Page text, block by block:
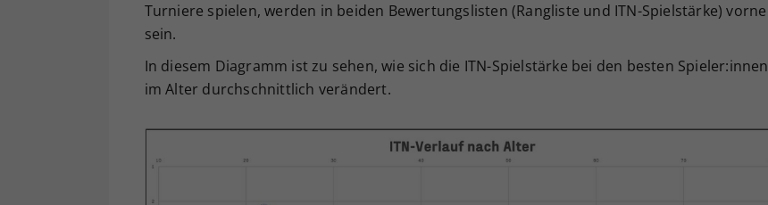
Turniere spielen, werden in beiden Bewertungslisten (Rangliste und ITN-Spielstärke) vorne
sein.
In diesem Diagramm ist zu sehen, wie sich die ITN-Spielstärke bei den besten Spieler:innen
im Alter durchschnittlich verändert.